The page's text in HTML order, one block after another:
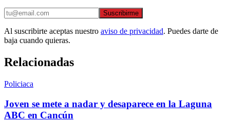
Suscribirme
Al suscribirte aceptas nuestro aviso de privacidad. Puedes darte de
baja cuando quieras.
Relacionadas
Policiaca
Joven se mete a nadar y desaparece en la Laguna
ABC en Cancún